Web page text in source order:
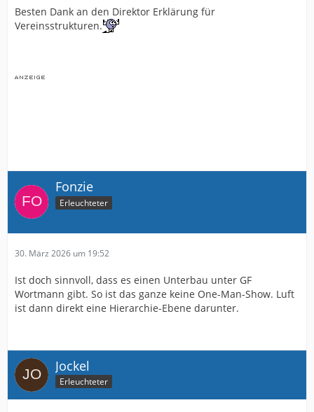
Besten Dank an den Direktor Erklärung für
Vereinsstrukturen.
Fonzie
Erleuchteter
30. März 2026 um 19:52
Ist doch sinnvoll, dass es einen Unterbau unter GF
Wortmann gibt. So ist das ganze keine One-Man-Show. Luft
ist dann direkt eine Hierarchie-Ebene darunter.
Jockel
Erleuchteter